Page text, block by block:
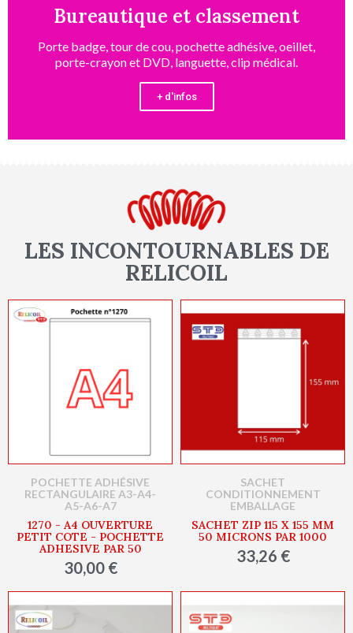
Bureautique et classement
Porte badge, tour de cou, pochette adhésive, oeillet,
porte-crayon et DVD, languette, clip médical.
+ d'infos
LES INCONTOURNABLES DE
RELICOIL
POCHETTE ADHÉSIVE
RECTANGULAIRE A3-A4-
A5-A6-A7
1270 - A4 OUVERTURE
PETIT COTE - POCHETTE
ADHESIVE PAR 50
30,00 €
SACHET
CONDITIONNEMENT
EMBALLAGE
SACHET ZIP 115 X 155 MM
50 MICRONS PAR 1000
33,26 €